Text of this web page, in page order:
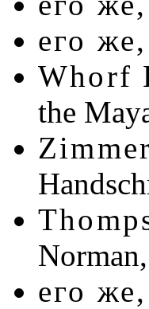
его же
Whorf
the
его же,